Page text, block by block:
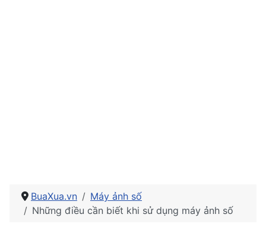
BuaXua.vn
Máy ảnh số
Những điều cần biết khi sử dụng máy ảnh số